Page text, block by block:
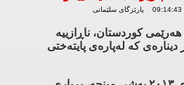
كوردستان، ناڕازییه‌
دیناره‌ی كه‌ له‌پاره‌ی پایته‌ختی